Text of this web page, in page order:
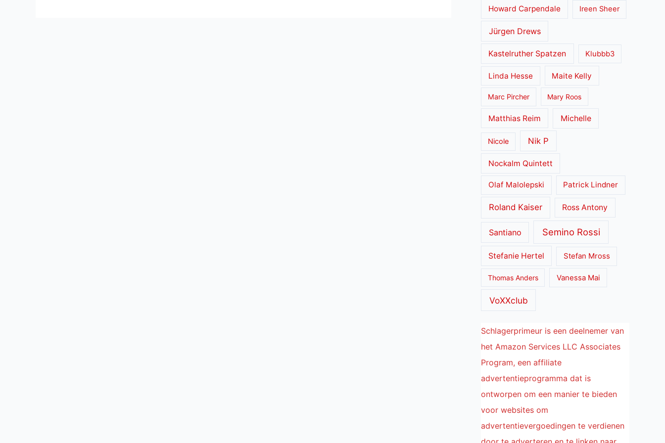
Howard Carpendale Ireen Sheer
Jürgen Drews
Kastelruther Spatzen Klubbb3
Linda Hesse Maite Kelly
Marc Pircher Mary Roos
Matthias Reim Michelle
Nicole Nik P
Nockalm Quintett
Olaf Malolepski Patrick Lindner
Roland Kaiser Ross Antony
Santiano Semino Rossi
Stefanie Hertel Stefan Mross
Thomas Anders Vanessa Mai
VoXXclub
Schlagerprimeur is een deelnemer van
het Amazon Services LLC Associates
Program, een affiliate
advertentieprogramma dat is
ontworpen om een manier te bieden
voor websites om
advertentievergoedingen te verdienen